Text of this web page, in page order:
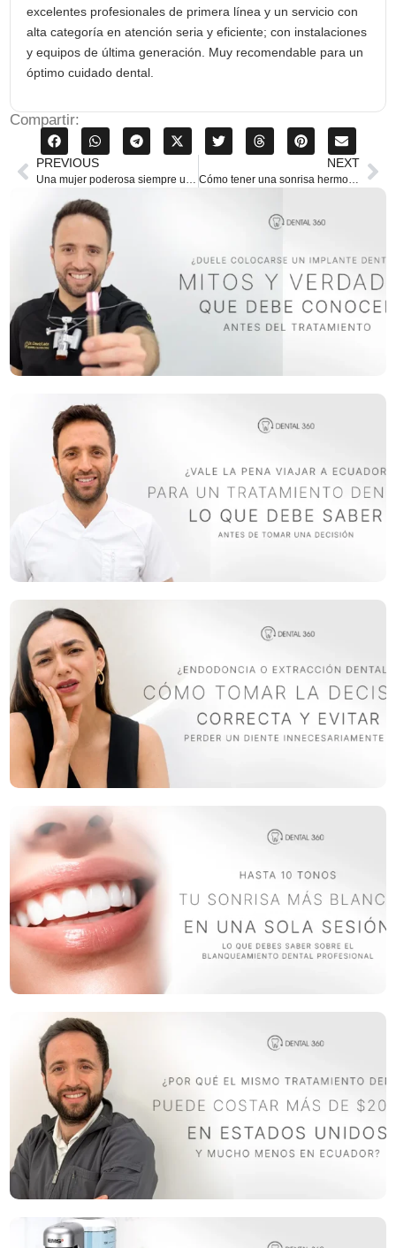
excelentes profesionales de primera línea y un servicio con
alta categoría en atención seria y eficiente; con instalaciones
y equipos de última generación. Muy recomendable para un
óptimo cuidado dental.
Compartir:
PREVIOUS
Una mujer poderosa siempre usa bien su cepillo dental: cómo una sonrisa saludable fortalece tu imagen
NEXT
Cómo tener una sonrisa hermosa con ortodoncia: cuidados clave durante tu tratamiento